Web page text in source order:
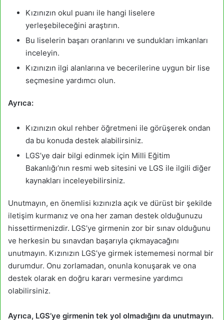
Kızınızın okul puanı ile hangi liselere
yerleşebileceğini araştırın.
Bu liselerin başarı oranlarını ve sundukları imkanları
inceleyin.
Kızınızın ilgi alanlarına ve becerilerine uygun bir lise
seçmesine yardımcı olun.
Ayrıca:
Kızınızın okul rehber öğretmeni ile görüşerek ondan
da bu konuda destek alabilirsiniz.
LGS’ye dair bilgi edinmek için Milli Eğitim
Bakanlığı’nın resmi web sitesini ve LGS ile ilgili diğer
kaynakları inceleyebilirsiniz.
Unutmayın, en önemlisi kızınızla açık ve dürüst bir şekilde
iletişim kurmanız ve ona her zaman destek olduğunuzu
hissettirmenizdir. LGS’ye girmenin zor bir sınav olduğunu
ve herkesin bu sınavdan başarıyla çıkmayacağını
unutmayın. Kızınızın LGS’ye girmek istememesi normal bir
durumdur. Onu zorlamadan, onunla konuşarak ve ona
destek olarak en doğru kararı vermesine yardımcı
olabilirsiniz.
Ayrıca, LGS’ye girmenin tek yol olmadığını da unutmayın.